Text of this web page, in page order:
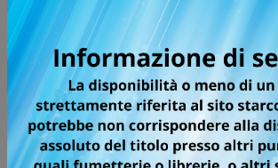
Tutti i fumetti
testata